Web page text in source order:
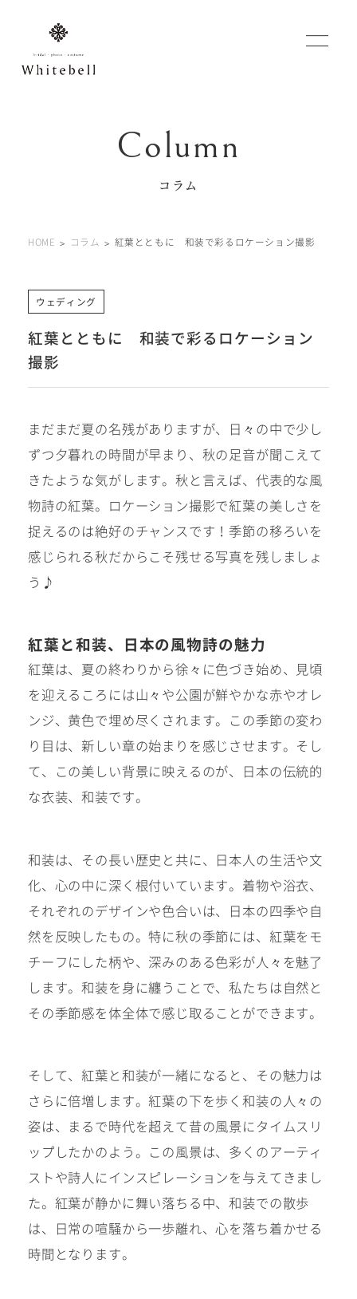
WEBでご予約
浜松店
営業時間 10:00～19:00 水曜日、第2第4火曜日定休
#撮影メニュー
ウエディング マタニティ
七五三
七五三
お出かけ
レンタル
卒園/入学
十歳の祝い/
十三参り
大学/専門
記念日
#衣裳メニュー
Wedding
collection
Kid's dress
kimono
#サイトマップ
コラム
HOME コラム 紅葉とともに 和装で彩るロケーション撮影
ウェディング
紅葉とともに 和装で彩るロケーション
撮影
まだまだ夏の名残がありますが、日々の中で少し
ずつ夕暮れの時間が早まり、秋の足音が聞こえて
きたような気がします。秋と言えば、代表的な風
物詩の紅葉。ロケーション撮影で紅葉の美しさを
捉えるのは絶好のチャンスです！季節の移ろいを
感じられる秋だからこそ残せる写真を残しましょ
う♪
紅葉と和装、日本の風物詩の魅力
紅葉は、夏の終わりから徐々に色づき始め、見頃
を迎えるころには山々や公園が鮮やかな赤やオレ
ンジ、黄色で埋め尽くされます。この季節の変わ
り目は、新しい章の始まりを感じさせます。そし
て、この美しい背景に映えるのが、日本の伝統的
な衣装、和装です。
和装は、その長い歴史と共に、日本人の生活や文
化、心の中に深く根付いています。着物や浴衣、
それぞれのデザインや色合いは、日本の四季や自
然を反映したもの。特に秋の季節には、紅葉をモ
チーフにした柄や、深みのある色彩が人々を魅了
します。和装を身に纏うことで、私たちは自然と
その季節感を体全体で感じ取ることができます。
そして、紅葉と和装が一緒になると、その魅力は
さらに倍増します。紅葉の下を歩く和装の人々の
姿は、まるで時代を超えて昔の風景にタイムスリ
ップしたかのよう。この風景は、多くのアーティ
ストや詩人にインスピレーションを与えてきまし
た。紅葉が静かに舞い落ちる中、和装での散歩
は、日常の喧騒から一歩離れ、心を落ち着かせる
時間となります。